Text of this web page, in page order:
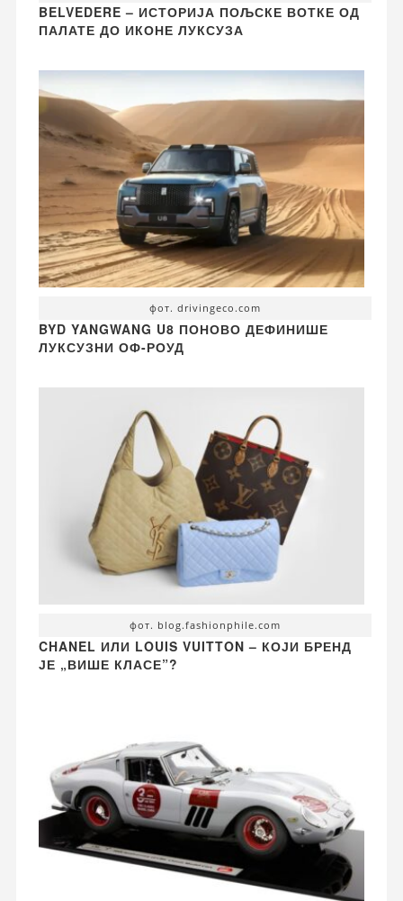
BELVEDERE – ИСТОРИЈА ПОЉСКЕ ВОТКЕ ОД
ПАЛАТЕ ДО ИКОНЕ ЛУКСУЗА
фот. drivingeco.com
BYD YANGWANG U8 ПОНОВО ДЕФИНИШЕ
ЛУКСУЗНИ ОФ-РОУД
фот. blog.fashionphile.com
CHANEL ИЛИ LOUIS VUITTON – КОЈИ БРЕНД
ЈЕ „ВИШЕ КЛАСЕ”?